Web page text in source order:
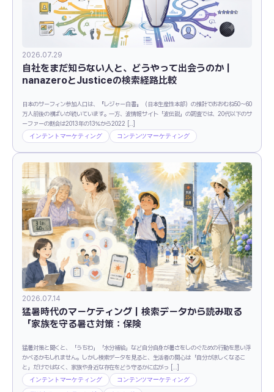
2026.07.29
自社をまだ知らない人と、どうやって出会うのか｜
nanazeroとJusticeの検索経路比較
日本のサーフィン参加人口は、『レジャー白書』（日本生産性本部）の推計でおおむね50〜60
万人前後の横ばいが続いています。一方、波情報サイト「波伝説」の調査では、20代以下のサ
ーファーの割合は2013年の13％から2022 […]
インテントマーケティング コンテンツマーケティング
2026.07.14
猛暑時代のマーケティング｜検索データから読み取る
「家族を守る暑さ対策：保険
猛暑対策と聞くと、「うちわ」「水分補給」など自分自身が暑さをしのぐための行動を思い浮
かべるかもしれません。しかし検索データを見ると、生活者の関心は「自分が涼しくなるこ
と」だけではなく、家族や身近な存在をどう守るかに広がっ […]
インテントマーケティング コンテンツマーケティング